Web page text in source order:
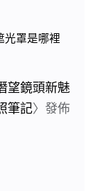
光罩是哪裡
望鏡頭新魅
筆記〉發佈